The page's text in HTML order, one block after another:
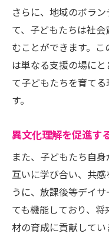
さらに、地域のボラ
て、子どもたちは社
むことができます。
は単なる支援の場に
て子どもたちを育て
す。
異文化理解を促進す
また、子どもたち自
互いに学び合い、共
うに、放課後等デイ
ても機能しており、
材の育成に貢献してい